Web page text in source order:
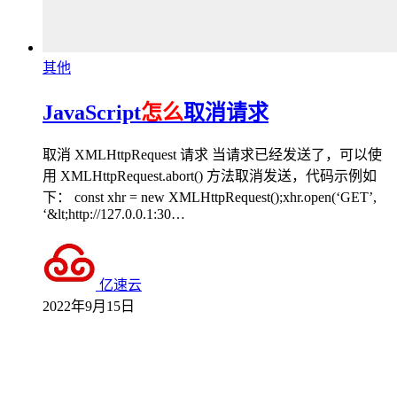
其他
JavaScript怎么取消请求
取消 XMLHttpRequest 请求 当请求已经发送了，可以使
用 XMLHttpRequest.abort() 方法取消发送，代码示例如
下： const xhr = new XMLHttpRequest();xhr.open(‘GET’,
‘&lt;http://127.0.0.1:30…
亿速云
2022年9月15日